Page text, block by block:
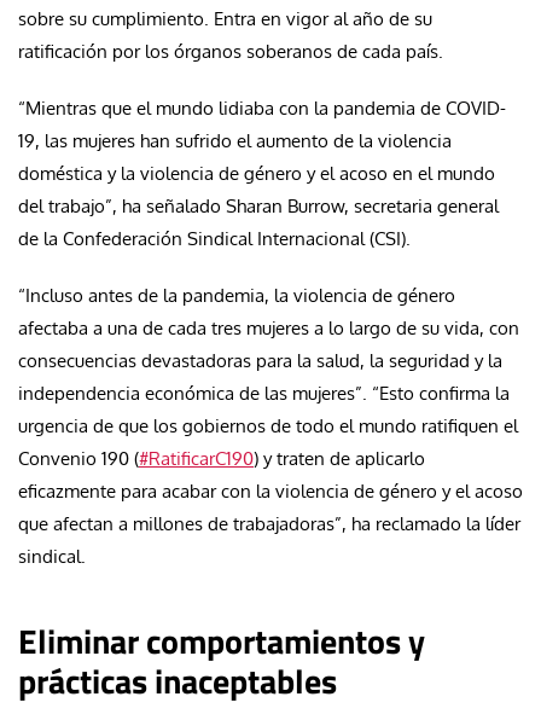
sobre su cumplimiento. Entra en vigor al año de su
ratificación por los órganos soberanos de cada país.
“Mientras que el mundo lidiaba con la pandemia de COVID-
19, las mujeres han sufrido el aumento de la violencia
doméstica y la violencia de género y el acoso en el mundo
del trabajo”, ha señalado Sharan Burrow, secretaria general
de la Confederación Sindical Internacional (CSI).
“Incluso antes de la pandemia, la violencia de género
afectaba a una de cada tres mujeres a lo largo de su vida, con
consecuencias devastadoras para la salud, la seguridad y la
independencia económica de las mujeres”. “Esto confirma la
urgencia de que los gobiernos de todo el mundo ratifiquen el
Convenio 190 (#RatificarC190) y traten de aplicarlo
eficazmente para acabar con la violencia de género y el acoso
que afectan a millones de trabajadoras”, ha reclamado la líder
sindical.
Eliminar comportamientos y
prácticas inaceptables